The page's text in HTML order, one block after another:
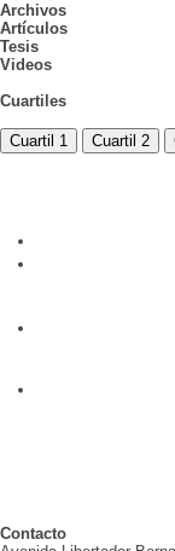
Archivos
Artículos
Tesis
Videos
Cuartiles
Cuartil 1 Cuartil 2
Contacto